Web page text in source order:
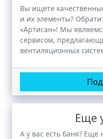
Вы ищете
и их элементы?
«Артисан»! Мы
сервисом,
вентиляционных
Еще
А у вас есть баня? Еще